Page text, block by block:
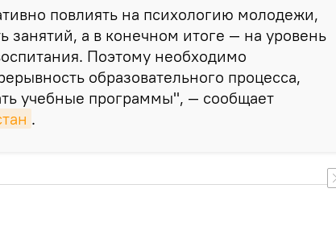
повлиять на психологию молодежи,
занятий, а в конечном итоге — на уровень
Поэтому необходимо
образовательного процесса,
учебные программы", — сообщает
.